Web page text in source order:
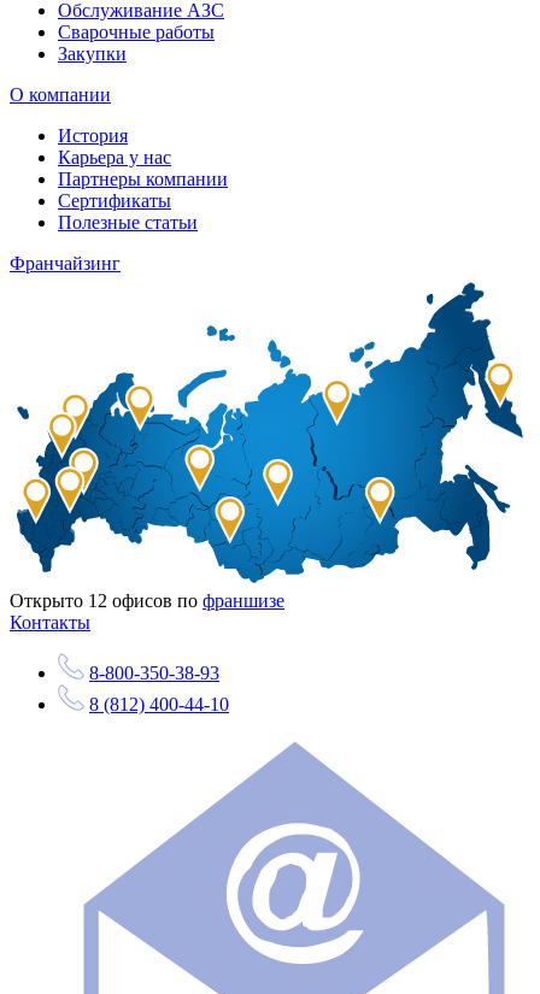
Обслуживание АЗС
Сварочные работы
Закупки
О компании
История
Карьера у нас
Партнеры компании
Сертификаты
Полезные статьи
Франчайзинг
Открыто 12 офисов по франшизе
Контакты
8-800-350-38-93
8 (812) 400-44-10